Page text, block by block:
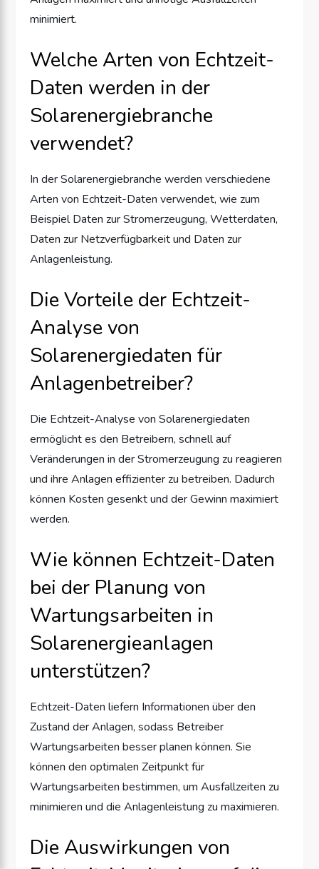
minimiert.
Welche Arten von Echtzeit-
Daten werden in der
Solarenergiebranche
verwendet?
In der Solarenergiebranche werden verschiedene
Arten von Echtzeit-Daten verwendet, wie zum
Beispiel Daten zur Stromerzeugung, Wetterdaten,
Daten zur Netzverfügbarkeit und Daten zur
Anlagenleistung.
Die Vorteile der Echtzeit-
Analyse von
Solarenergiedaten für
Anlagenbetreiber?
Die Echtzeit-Analyse von Solarenergiedaten
ermöglicht es den Betreibern, schnell auf
Veränderungen in der Stromerzeugung zu reagieren
und ihre Anlagen effizienter zu betreiben. Dadurch
können Kosten gesenkt und der Gewinn maximiert
werden.
Wie können Echtzeit-Daten
bei der Planung von
Wartungsarbeiten in
Solarenergieanlagen
unterstützen?
Echtzeit-Daten liefern Informationen über den
Zustand der Anlagen, sodass Betreiber
Wartungsarbeiten besser planen können. Sie
können den optimalen Zeitpunkt für
Wartungsarbeiten bestimmen, um Ausfallzeiten zu
minimieren und die Anlagenleistung zu maximieren.
Die Auswirkungen von